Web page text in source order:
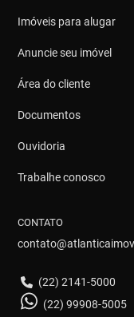
Imóveis para alugar
Anuncie seu imóvel
Área do cliente
Documentos
Ouvidoria
Trabalhe conosco
CONTATO
(22) 2141-5000
(22) 99908-5005